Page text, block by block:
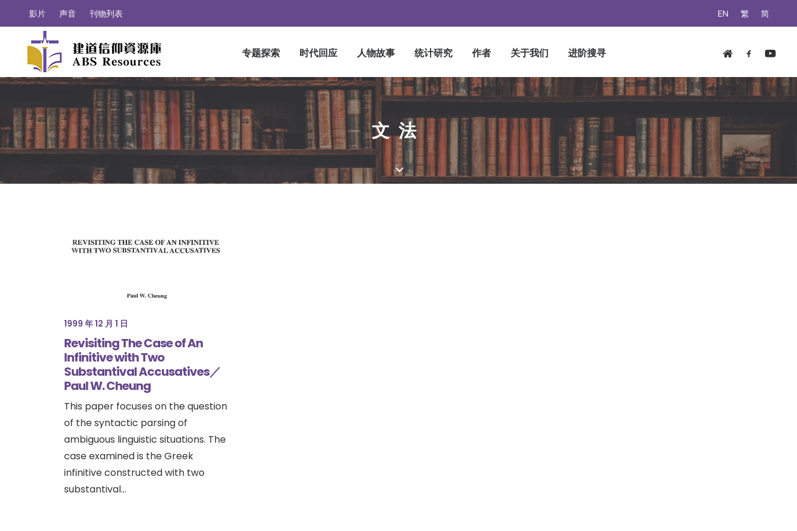
EN 繁 简
影片 声音 刊物列表
专题探索 时代回应 人物故事 统计研究 作者 关于我们 进阶搜寻
文法
1999 年 12 月 1 日
Revisiting The Case of An
Infinitive with Two
Substantival Accusatives／
Paul W. Cheung
This paper focuses on the question
of the syntactic parsing of
ambiguous linguistic situations. The
case examined is the Greek
infinitive constructed with two
substantival…